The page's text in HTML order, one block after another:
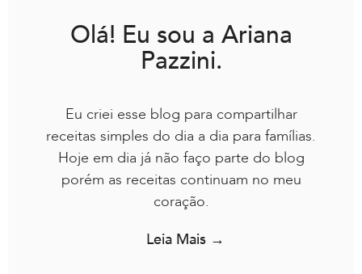
Olá! Eu sou a Ariana
Pazzini.
Eu criei esse blog para compartilhar
receitas simples do dia a dia para famílias.
Hoje em dia já não faço parte do blog
porém as receitas continuam no meu
coração.
Leia Mais →